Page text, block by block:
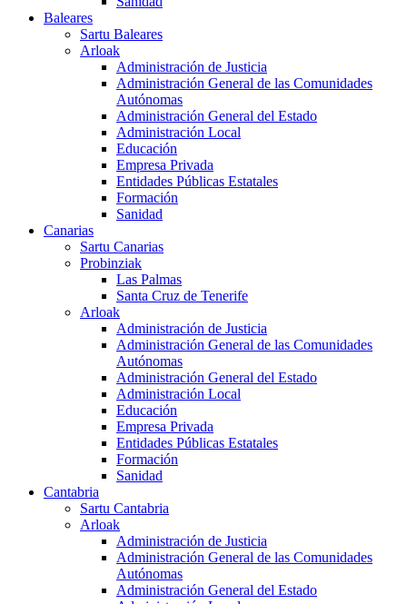
Baleares
Sartu Baleares
Arloak
Administración de Justicia
Administración General de las Comunidades
Autónomas
Administración General del Estado
Administración Local
Educación
Empresa Privada
Entidades Públicas Estatales
Formación
Sanidad
Canarias
Sartu Canarias
Probinziak
Las Palmas
Santa Cruz de Tenerife
Arloak
Administración de Justicia
Administración General de las Comunidades
Autónomas
Administración General del Estado
Administración Local
Educación
Empresa Privada
Entidades Públicas Estatales
Formación
Sanidad
Cantabria
Sartu Cantabria
Arloak
Administración de Justicia
Administración General de las Comunidades
Autónomas
Administración General del Estado